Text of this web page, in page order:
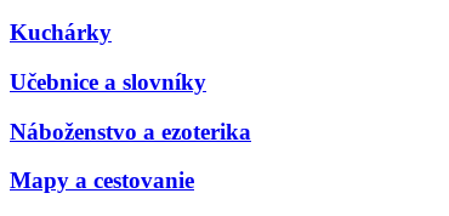
Kuchárky
Učebnice a slovníky
Náboženstvo a ezoterika
Mapy a cestovanie